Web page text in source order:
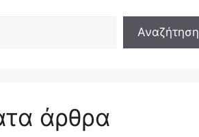
Αναζήτηση
άρθρα